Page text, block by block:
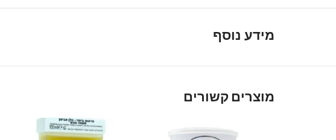
מידע נוסף
מוצרים קשורים